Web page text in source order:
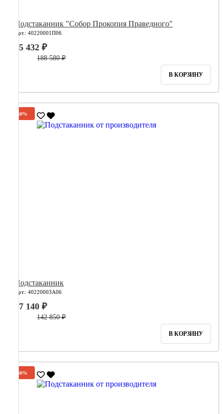
Подстаканник "Собор Прокопия Праведного"
Арт.: 40220001П06
75 432 ₽
188 580 ₽
В КОРЗИНУ
-60%
Подстаканник
Арт.: 40220003А06
57 140 ₽
142 850 ₽
В КОРЗИНУ
-60%